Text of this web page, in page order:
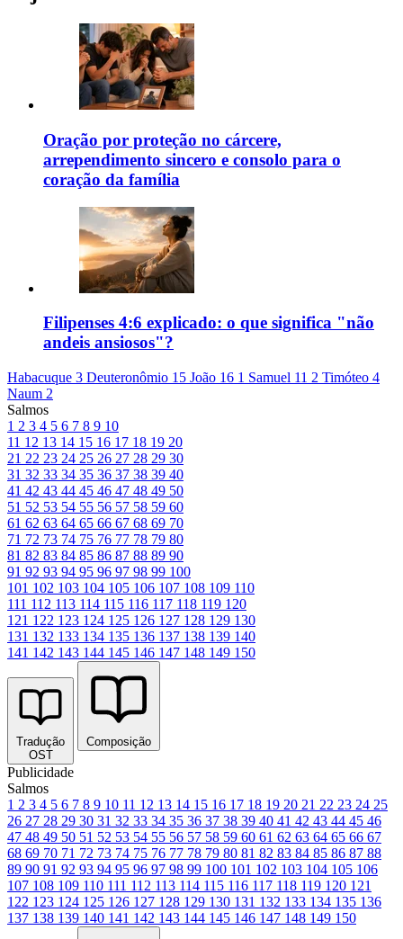
Oração por proteção no cárcere,
arrependimento sincero e consolo para o
coração da família
Filipenses 4:6 explicado: o que significa "não
andeis ansiosos"?
Habacuque 3 Deuteronômio 15 João 16 1 Samuel 11 2 Timóteo 4
Naum 2
Salmos
1 2 3 4 5 6 7 8 9 10
11 12 13 14 15 16 17 18 19 20
21 22 23 24 25 26 27 28 29 30
31 32 33 34 35 36 37 38 39 40
41 42 43 44 45 46 47 48 49 50
51 52 53 54 55 56 57 58 59 60
61 62 63 64 65 66 67 68 69 70
71 72 73 74 75 76 77 78 79 80
81 82 83 84 85 86 87 88 89 90
91 92 93 94 95 96 97 98 99 100
101 102 103 104 105 106 107 108 109 110
111 112 113 114 115 116 117 118 119 120
121 122 123 124 125 126 127 128 129 130
131 132 133 134 135 136 137 138 139 140
141 142 143 144 145 146 147 148 149 150
Tradução
OST
Composição
Publicidade
Salmos
1 2 3 4 5 6 7 8 9 10 11 12 13 14 15 16 17 18 19 20 21 22 23 24 25
26 27 28 29 30 31 32 33 34 35 36 37 38 39 40 41 42 43 44 45 46
47 48 49 50 51 52 53 54 55 56 57 58 59 60 61 62 63 64 65 66 67
68 69 70 71 72 73 74 75 76 77 78 79 80 81 82 83 84 85 86 87 88
89 90 91 92 93 94 95 96 97 98 99 100 101 102 103 104 105 106
107 108 109 110 111 112 113 114 115 116 117 118 119 120 121
122 123 124 125 126 127 128 129 130 131 132 133 134 135 136
137 138 139 140 141 142 143 144 145 146 147 148 149 150